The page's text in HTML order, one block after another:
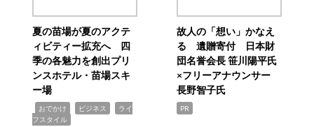
夏の苗場が夏のアクテ
ィビティー拡充へ 四
季の各魅力を創出プリ
ンスホテル・苗場スキ
ー場
おでかけ ビジネス
ライ
フスタイル
故人の「想い」かなえ
る 遺贈寄付 日本財
団名誉会長 笹川陽平氏
×フリーアナウンサー
長野智子氏
PR